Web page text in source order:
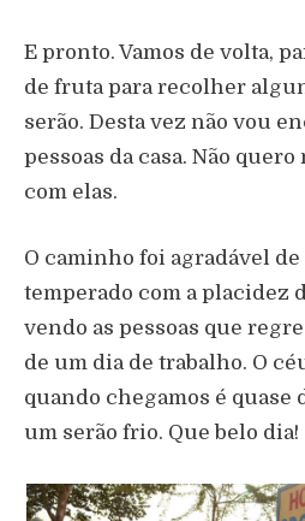
E pronto. Vamos de volta,
de fruta para recolher
serão. Desta vez não vou
pessoas da casa. Não
com elas.
O caminho foi agradável
temperado com a placidez
vendo as pessoas que
de um dia de trabalho. O
quando chegamos é quase
um serão frio. Que belo dia!